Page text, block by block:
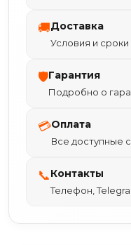
🚚Доставка
Условия и
🛡Гарантия
Подробно о
💳Оплата
Все доступные
📞Контакты
Телефон,